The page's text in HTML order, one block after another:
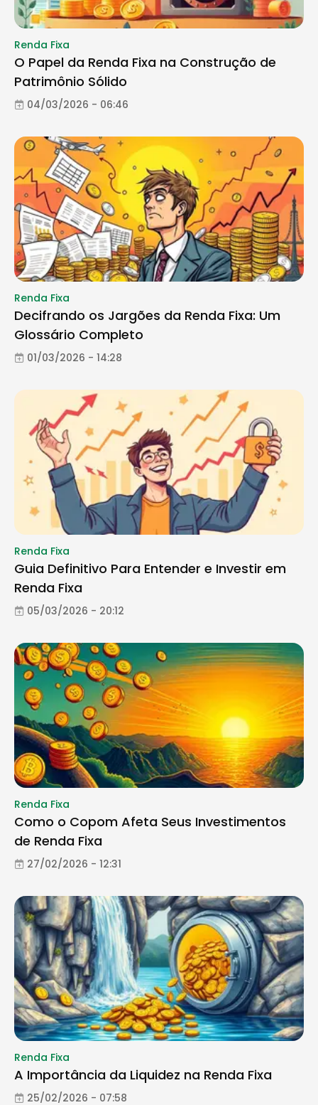
Renda Fixa
O Papel da Renda Fixa na Construção de
Patrimônio Sólido
04/03/2026 - 06:46
Renda Fixa
Decifrando os Jargões da Renda Fixa: Um
Glossário Completo
01/03/2026 - 14:28
Renda Fixa
Guia Definitivo Para Entender e Investir em
Renda Fixa
05/03/2026 - 20:12
Renda Fixa
Como o Copom Afeta Seus Investimentos
de Renda Fixa
27/02/2026 - 12:31
Renda Fixa
A Importância da Liquidez na Renda Fixa
25/02/2026 - 07:58